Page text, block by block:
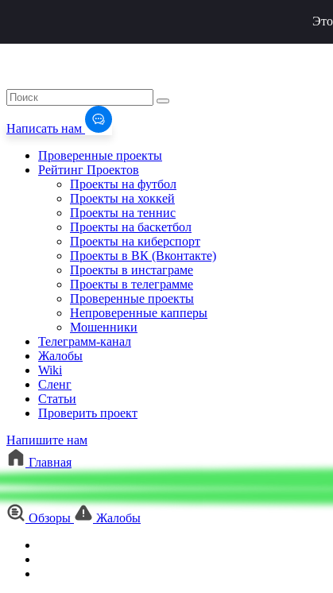
Написать нам
Проверенные проекты
Рейтинг Проектов
Проекты на футбол
Проекты на хоккей
Проекты на теннис
Проекты на баскетбол
Проекты на киберспорт
Проекты в ВК (Вконтакте)
Проекты в инстаграме
Проекты в телеграмме
Проверенные проекты
Непроверенные капперы
Мошенники
Телеграмм-канал
Жалобы
Wiki
Сленг
Статьи
Проверить проект
Напишите нам
Главная
Обзоры
Жалобы